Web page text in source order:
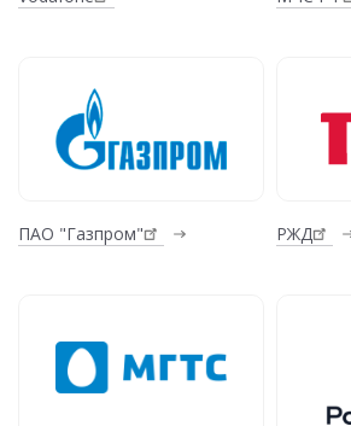
ПАО "Газпром" РЖД